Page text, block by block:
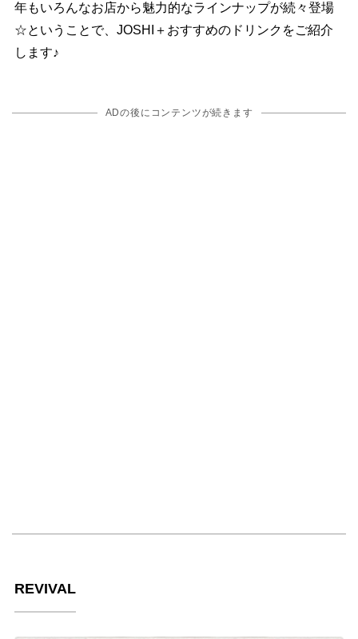
年もいろんなお店から魅力的なラインナップが続々登場
☆ということで、JOSHI＋おすすめのドリンクをご紹介
します♪
ADの後にコンテンツが続きます
REVIVAL